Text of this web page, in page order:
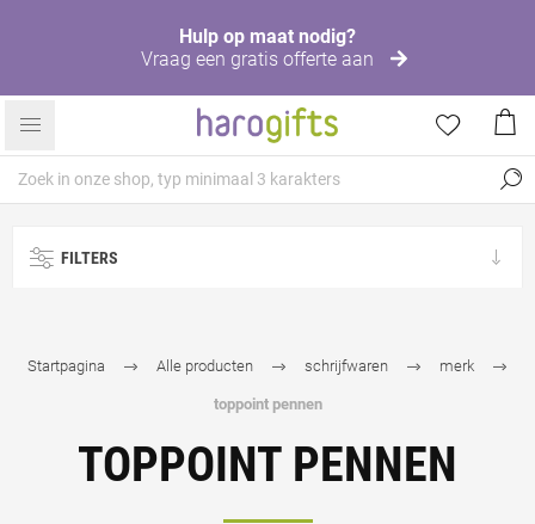
Hulp op maat nodig?
Vraag een gratis offerte aan
FILTERS
Startpagina Alle producten schrijfwaren merk
toppoint pennen
TOPPOINT PENNEN